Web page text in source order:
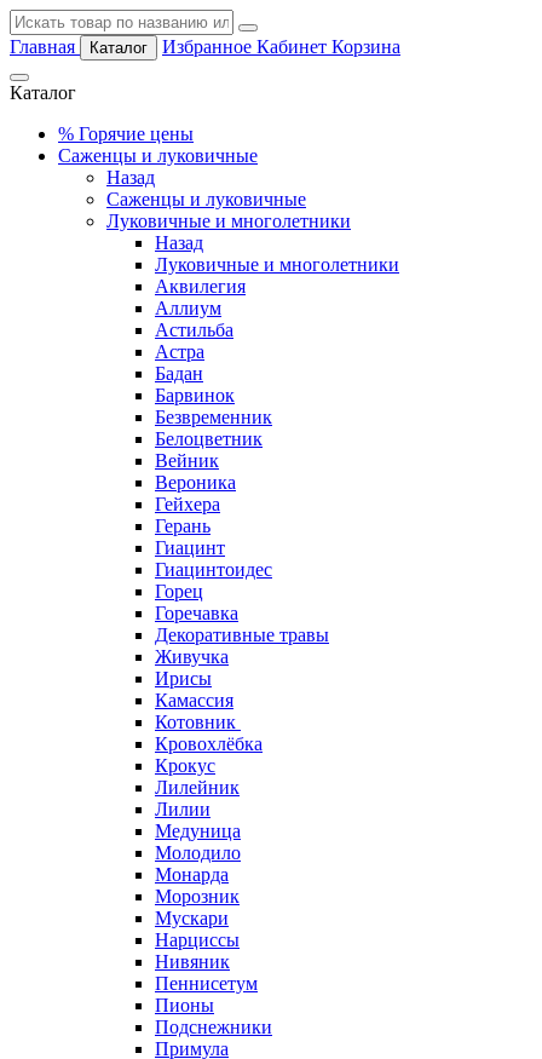
Главная Каталог Избранное Кабинет Корзина
Каталог
% Горячие цены
Саженцы и луковичные
Назад
Саженцы и луковичные
Луковичные и многолетники
Назад
Луковичные и многолетники
Аквилегия
Аллиум
Астильба
Астра
Бадан
Барвинок
Безвременник
Белоцветник
Вейник
Вероника
Гейхера
Герань
Гиацинт
Гиацинтоидес
Горец
Горечавка
Декоративные травы
Живучка
Ирисы
Камассия
Котовник
Кровохлёбка
Крокус
Лилейник
Лилии
Медуница
Молодило
Монарда
Морозник
Мускари
Нарциссы
Нивяник
Пеннисетум
Пионы
Подснежники
Примула